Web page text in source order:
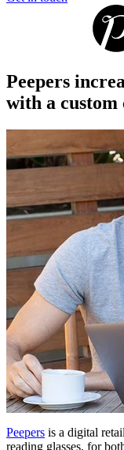
Peepers
with a custom
Peepers is a digital
reading glasses, for